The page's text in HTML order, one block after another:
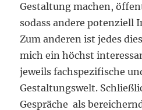
Gestaltung machen,
sodass andere potenziell
Zum anderen ist jedes
mich ein höchst
jeweils fachspezifische
Gestaltungswelt.
Gespräche als